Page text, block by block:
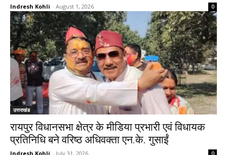
Indresh Kohli - August 1, 2026 0
उत्तराखंड
रायपुर विधानसभा क्षेत्र के मीडिया प्रभारी एवं विधायक
प्रतिनिधि बने वरिष्ठ अधिवक्ता एन.के. गुसाईं
Indresh Kohli - July 31, 2026 0